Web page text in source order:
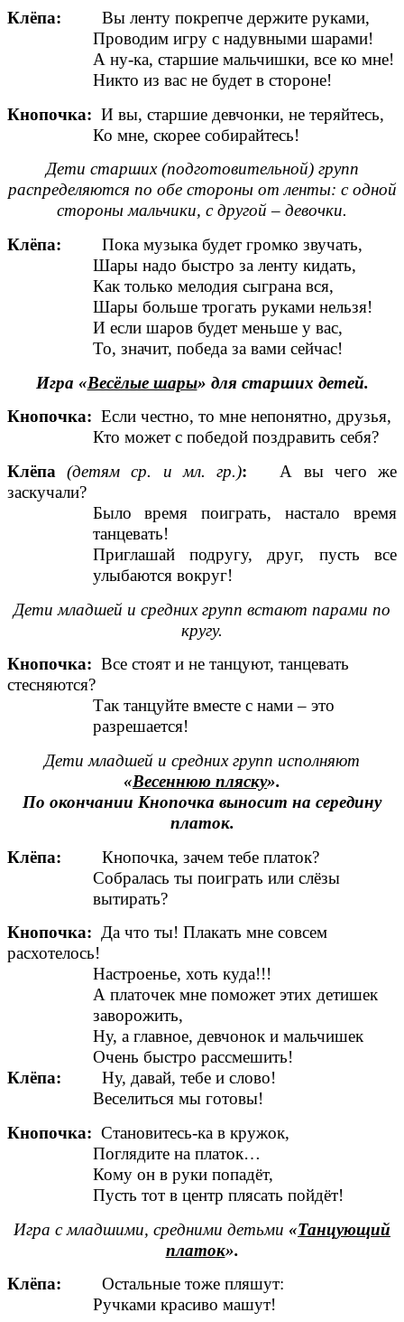
Клёпа:
Вы ленту покрепче держите руками,
Проводим игру с надувными шарами!
А ну-ка, старшие мальчишки, все ко мне!
Никто из вас не будет в стороне!
Кнопочка: И вы, старшие девчонки, не теряйтесь,
Ко мне, скорее собирайтесь!
Дети старших (подготовительной) групп
распределяются по обе стороны от ленты: с одной
стороны мальчики, с другой – девочки.
Клёпа:
Пока музыка будет громко звучать,
Шары надо быстро за ленту кидать,
Как только мелодия сыграна вся,
Шары больше трогать руками нельзя!
И если шаров будет меньше у вас,
То, значит, победа за вами сейчас!
Игра «Весёлые шары» для старших детей.
Кнопочка: Если честно, то мне непонятно, друзья,
Кто может с победой поздравить себя?
Клёпа
(детям ср. и мл. гр.):
А вы чего же
заскучали?
Было время поиграть, настало время
танцевать!
Приглашай подругу, друг, пусть все
улыбаются вокруг!
Дети младшей и средних групп встают парами по
кругу.
Кнопочка: Все стоят и не танцуют, танцевать
стесняются?
Так танцуйте вместе с нами – это
разрешается!
Дети младшей и средних групп исполняют
«Весеннюю пляску».
По окончании Кнопочка выносит на середину
платок.
Клёпа:
Кнопочка, зачем тебе платок?
Собралась ты поиграть или слёзы
вытирать?
Кнопочка: Да что ты! Плакать мне совсем
расхотелось!
Настроенье, хоть куда!!!
А платочек мне поможет этих детишек
заворожить,
Ну, а главное, девчонок и мальчишек
Очень быстро рассмешить!
Клёпа:
Ну, давай, тебе и слово!
Веселиться мы готовы!
Кнопочка: Становитесь-ка в кружок,
Поглядите на платок…
Кому он в руки попадёт,
Пусть тот в центр плясать пойдёт!
Игра с младшими, средними детьми «Танцующий
платок».
Клёпа:
Остальные тоже пляшут:
Ручками красиво машут!